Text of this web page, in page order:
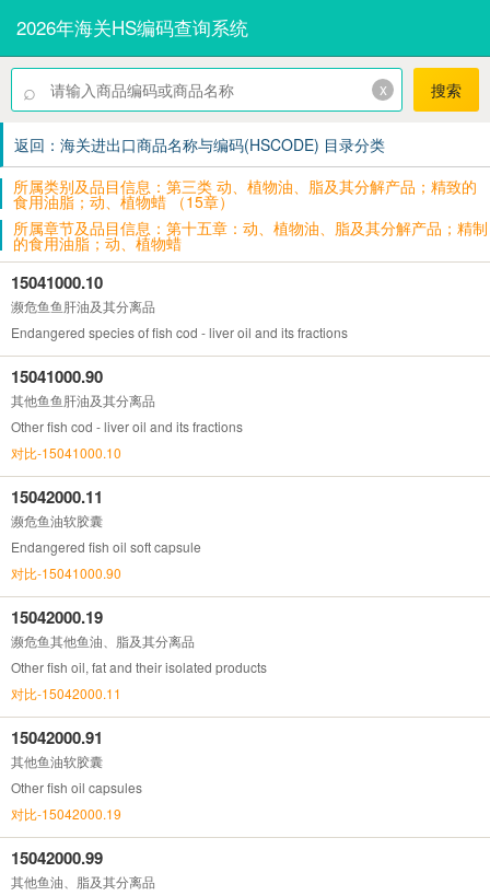
2026年海关HS编码查询系统
⌕ x 搜索
返回：海关进出口商品名称与编码(HSCODE) 目录分类
所属类别及品目信息：第三类 动、植物油、脂及其分解产品；精致的
食用油脂；动、植物蜡 （15章）
所属章节及品目信息：第十五章：动、植物油、脂及其分解产品；精制
的食用油脂；动、植物蜡
15041000.10
濒危鱼鱼肝油及其分离品
Endangered species of fish cod - liver oil and its fractions
15041000.90
其他鱼鱼肝油及其分离品
Other fish cod - liver oil and its fractions
对比-15041000.10
15042000.11
濒危鱼油软胶囊
Endangered fish oil soft capsule
对比-15041000.90
15042000.19
濒危鱼其他鱼油、脂及其分离品
Other fish oil, fat and their isolated products
对比-15042000.11
15042000.91
其他鱼油软胶囊
Other fish oil capsules
对比-15042000.19
15042000.99
其他鱼油、脂及其分离品